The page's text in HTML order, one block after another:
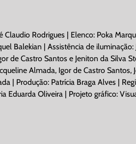
Rodrigues | Elenco: Poka
Balekian | Assistência de
Castro Santos e Jeniton da Silva
Almada, Igor de Castro Santos,
| Produção: Patrícia Braga Alves |
Eduarda Oliveira | Projeto gráfico: